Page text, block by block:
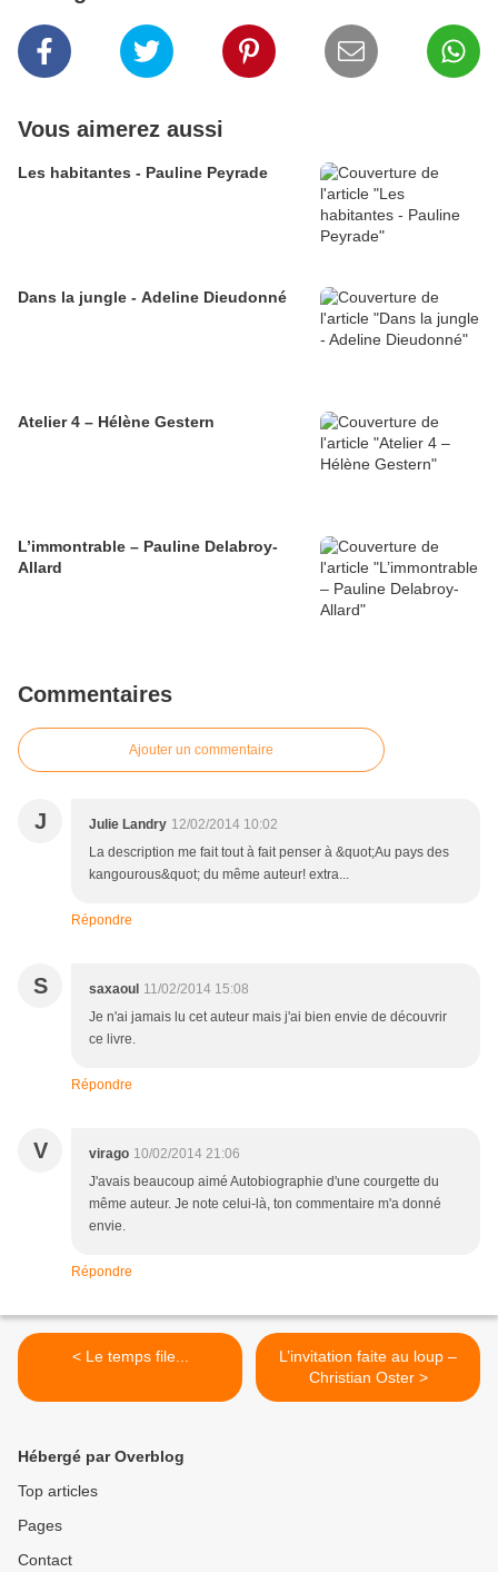
Vous aimerez aussi
Les habitantes - Pauline Peyrade
Dans la jungle - Adeline Dieudonné
Atelier 4 – Hélène Gestern
L’immontrable – Pauline Delabroy-
Allard
Commentaires
Ajouter un commentaire
J Julie Landry 12/02/2014 10:02
La description me fait tout à fait penser à &quot;Au pays des
kangourous&quot; du même auteur! extra...
Répondre
S saxaoul 11/02/2014 15:08
Je n'ai jamais lu cet auteur mais j'ai bien envie de découvrir
ce livre.
Répondre
V virago 10/02/2014 21:06
J'avais beaucoup aimé Autobiographie d'une courgette du
même auteur. Je note celui-là, ton commentaire m'a donné
envie.
Répondre
< Le temps file...
L’invitation faite au loup –
Christian Oster >
Hébergé par Overblog
Top articles
Pages
Contact